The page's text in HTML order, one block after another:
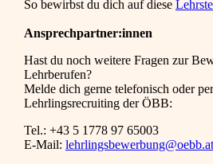
So bewirbst du dich auf diese
Ansprechpartner:innen
Hast du noch weitere Fragen zur
Lehrberufen?
Melde dich gerne telefonisch oder
Lehrlingsrecruiting der ÖBB:
Tel.: +43 5 1778 97 65003
E-Mail: lehrlingsbewerbung@oebb.at